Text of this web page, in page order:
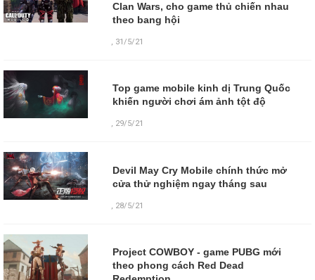
Clan Wars, cho game thủ chiến nhau
theo bang hội
, 31/5/21
Top game mobile kinh dị Trung Quốc
khiến người chơi ám ảnh tột độ
, 29/5/21
Devil May Cry Mobile chính thức mở
cửa thử nghiệm ngay tháng sau
, 28/5/21
Project COWBOY - game PUBG mới
theo phong cách Red Dead